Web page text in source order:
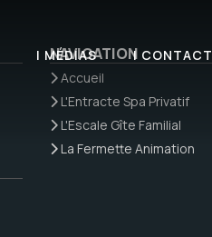
| MÉDIAS | CONTACT
NAVIGATION
Accueil
L'Entracte Spa Privatif
L'Escale Gîte Familial
La Fermette Animation